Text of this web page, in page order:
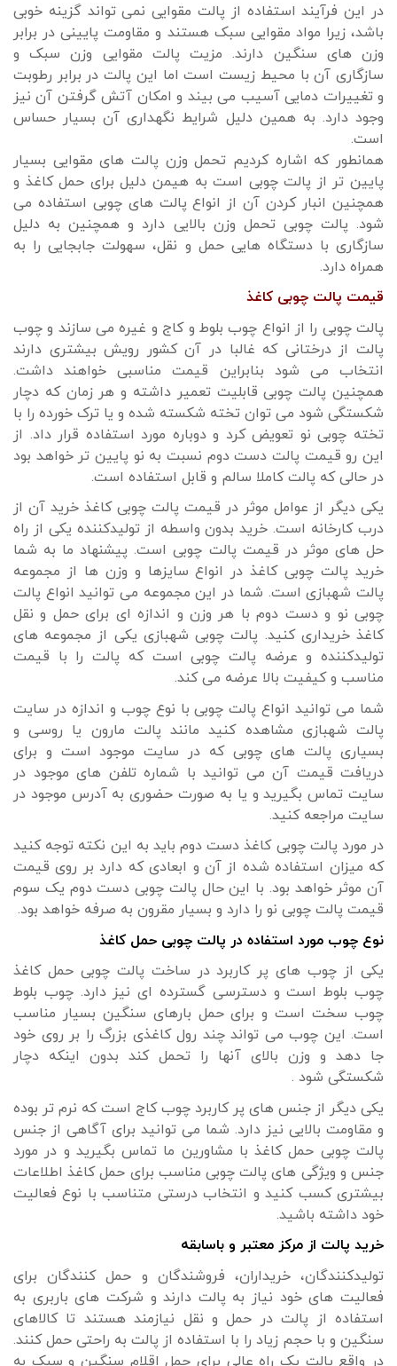
در این فرآیند استفاده از پالت مقوایی نمی تواند گزینه خوبی
باشد، زیرا مواد مقوایی سبک هستند و مقاومت پایینی در برابر
وزن های سنگین دارند. مزیت پالت مقوایی وزن سبک و
سازگاری آن با محیط زیست است اما این پالت در برابر رطوبت
و تغییرات دمایی آسیب می بیند و امکان آتش گرفتن آن نیز
وجود دارد. به همین دلیل شرایط نگهداری آن بسیار حساس
است.
همانطور که اشاره کردیم تحمل وزن پالت های مقوایی بسیار
پایین تر از پالت چوبی است به هیمن دلیل برای حمل کاغذ و
همچنین انبار کردن آن از انواع پالت های چوبی استفاده می
شود. پالت چوبی تحمل وزن بالایی دارد و همچنین به دلیل
سازگاری با دستگاه هایی حمل و نقل، سهولت جابجایی را به
همراه دارد.
قیمت پالت چوبی کاغذ
پالت چوبی را از انواع چوب بلوط و کاج و غیره می سازند و چوب
پالت از درختانی که غالبا در آن کشور رویش بیشتری دارند
انتخاب می شود بنابراین قیمت مناسبی خواهند داشت.
همچنین پالت چوبی قابلیت تعمیر داشته و هر زمان که دچار
شکستگی شود می توان تخته شکسته شده و یا ترک خورده را با
تخته چوبی نو تعویض کرد و دوباره مورد استفاده قرار داد. از
این رو قیمت پالت دست دوم نسبت به نو پایین تر خواهد بود
در حالی که پالت کاملا سالم و قابل استفاده است.
یکی دیگر از عوامل موثر در قیمت پالت چوبی کاغذ خرید آن از
درب کارخانه است. خرید بدون واسطه از تولیدکننده یکی از راه
حل های موثر در قیمت پالت چوبی است. پیشنهاد ما به شما
خرید پالت چوبی کاغذ در انواع سایزها و وزن ها از مجموعه
پالت شهبازی است. شما در این مجموعه می توانید انواع پالت
چوبی نو و دست دوم با هر وزن و اندازه ای برای حمل و نقل
کاغذ خریداری کنید. پالت چوبی شهبازی یکی از مجموعه های
تولیدکننده و عرضه پالت چوبی است که پالت را با قیمت
مناسب و کیفیت بالا عرضه می کند.
شما می توانید انواع پالت چوبی با نوع چوب و اندازه در سایت
پالت شهبازی مشاهده کنید مانند پالت مارون یا روسی و
بسیاری پالت های چوبی که در سایت موجود است و برای
دریافت قیمت آن می توانید با شماره تلفن های موجود در
سایت تماس بگیرید و یا به صورت حضوری به آدرس موجود در
سایت مراجعه کنید.
در مورد پالت چوبی کاغذ دست دوم باید به این نکته توجه کنید
که میزان استفاده شده از آن و ابعادی که دارد بر روی قیمت
آن موثر خواهد بود. با این حال پالت چوبی دست دوم یک سوم
قیمت پالت چوبی نو را دارد و بسیار مقرون به صرفه خواهد بود.
نوع چوب مورد استفاده در پالت چوبی حمل کاغذ
یکی از چوب های پر کاربرد در ساخت پالت چوبی حمل کاغذ
چوب بلوط است و دسترسی گسترده ای نیز دارد. چوب بلوط
چوب سخت است و برای حمل بارهای سنگین بسیار مناسب
است. این چوب می تواند چند رول کاغذی بزرگ را بر روی خود
جا دهد و وزن بالای آنها را تحمل کند بدون اینکه دچار
شکستگی شود .
یکی دیگر از جنس های پر کاربرد چوب کاج است که نرم تر بوده
و مقاومت بالایی نیز دارد. شما می توانید برای آگاهی از جنس
پالت چوبی حمل کاغذ با مشاورین ما تماس بگیرید و در مورد
جنس و ویژگی های پالت چوبی مناسب برای حمل کاغذ اطلاعات
بیشتری کسب کنید و انتخاب درستی متناسب با نوع فعالیت
خود داشته باشید.
خرید پالت از مرکز معتبر و باسابقه
تولیدکنندگان، خریداران، فروشندگان و حمل کنندگان برای
فعالیت های خود نیاز به پالت دارند و شرکت های باربری به
استفاده از پالت در حمل و نقل نیازمند هستند تا کالاهای
سنگین و با حجم زیاد را با استفاده از پالت به راحتی حمل کنند.
در واقع پالت یک راه عالی برای حمل اقلام سنگین و سبک به